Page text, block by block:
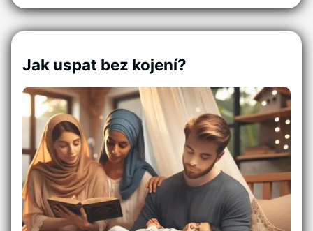
Jak uspat bez kojení?